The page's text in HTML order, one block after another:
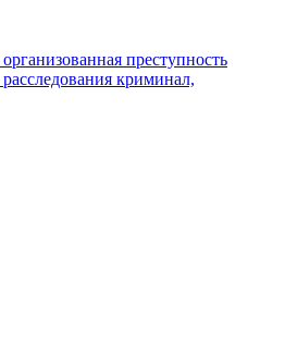
организованная преступность
расследования криминал,